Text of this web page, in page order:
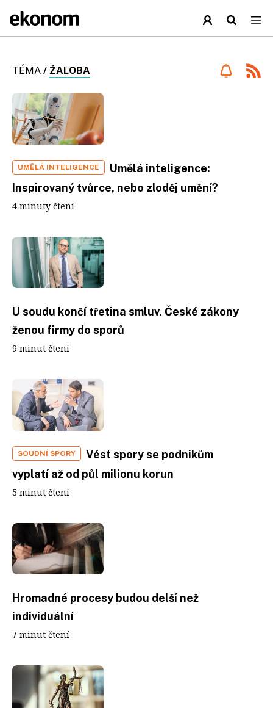
TÉMA / ŽALOBA
UMĚLÁ INTELIGENCE
Umělá inteligence:
Inspirovaný tvůrce, nebo zloděj umění?
4 minuty čtení
U soudu končí třetina smluv. České zákony
ženou firmy do sporů
9 minut čtení
SOUDNÍ SPORY
Vést spory se podnikům
vyplatí až od půl milionu korun
5 minut čtení
Hromadné procesy budou delší než
individuální
7 minut čtení